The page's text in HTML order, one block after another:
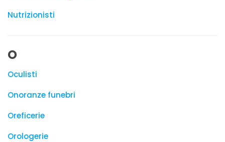
Nutrizionisti
O
Oculisti
Onoranze funebri
Oreficerie
Orologerie